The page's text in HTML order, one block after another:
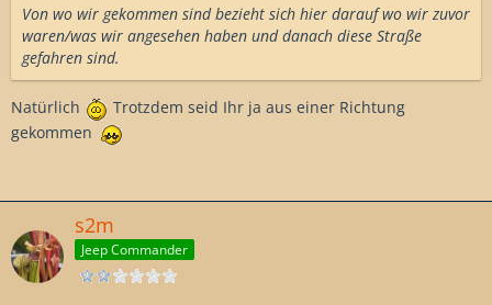
Von wo wir gekommen sind bezieht sich hier darauf wo wir zuvor
waren/was wir angesehen haben und danach diese Straße
gefahren sind.
Natürlich
Trotzdem seid Ihr ja aus einer Richtung
gekommen
s2m
Jeep Commander